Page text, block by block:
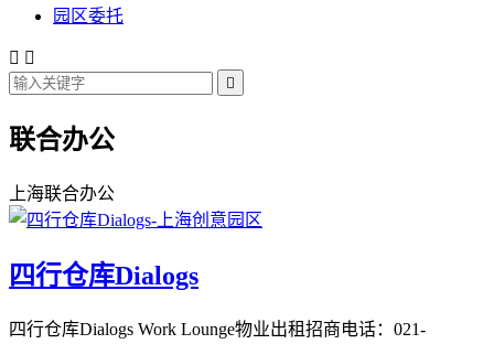
园区委托
 

联合办公
上海联合办公
四行仓库Dialogs
四行仓库Dialogs Work Lounge物业出租招商电话：021-